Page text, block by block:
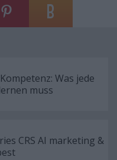
Was jede
muss
CRS AI marketing &